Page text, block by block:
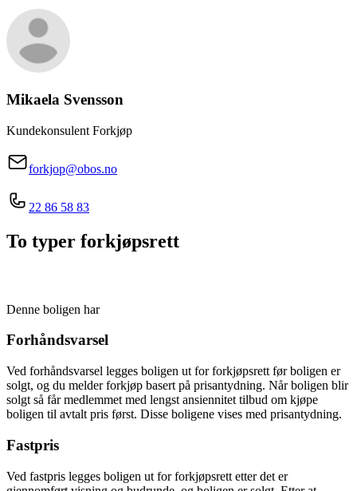
Mikaela Svensson
Kundekonsulent Forkjøp
forkjop@obos.no
22 86 58 83
To typer forkjøpsrett
Denne boligen har
Forhåndsvarsel
Ved forhåndsvarsel legges boligen ut for forkjøpsrett før boligen er
solgt, og du melder forkjøp basert på prisantydning. Når boligen blir
solgt så får medlemmet med lengst ansiennitet tilbud om kjøpe
boligen til avtalt pris først. Disse boligene vises med prisantydning.
Fastpris
Ved fastpris legges boligen ut for forkjøpsrett etter det er